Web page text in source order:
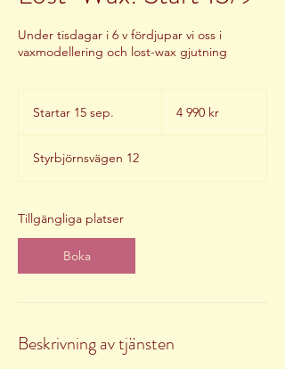
Under tisdagar i 6 v fördjupar vi oss i
vaxmodellering och lost-wax gjutning
Startar 15 sep.
r
r
kronor4 990 kr
Styrbjörnsvägen 12
Tillgängliga platser
Boka
Beskrivning av tjänsten